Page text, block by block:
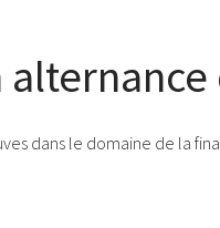
dans le domaine de la